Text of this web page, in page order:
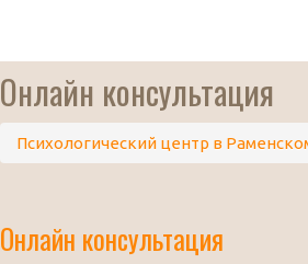
Онлайн консультация
Психологический центр в
Онлайн консультация